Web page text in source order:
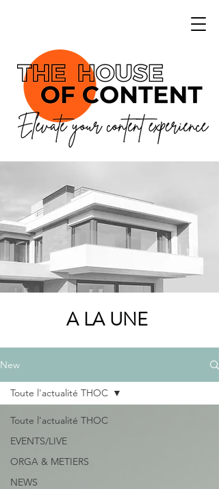
A LA UNE
New
Toute l'actualité THOC
EVENTS/LIVE
ORGA & METIERS
NEWS
Toute l'actualité THOC